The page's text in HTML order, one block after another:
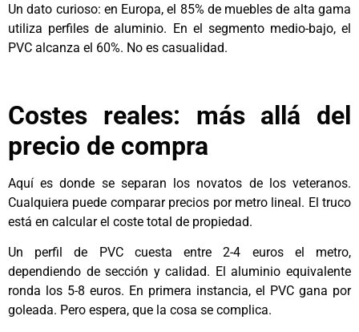
Un dato curioso: en Europa, el 85% de muebles de alta gama
utiliza perfiles de aluminio. En el segmento medio-bajo, el
PVC alcanza el 60%. No es casualidad.
Costes reales: más allá del
precio de compra
Aquí es donde se separan los novatos de los veteranos.
Cualquiera puede comparar precios por metro lineal. El truco
está en calcular el coste total de propiedad.
Un perfil de PVC cuesta entre 2-4 euros el metro,
dependiendo de sección y calidad. El aluminio equivalente
ronda los 5-8 euros. En primera instancia, el PVC gana por
goleada. Pero espera, que la cosa se complica.